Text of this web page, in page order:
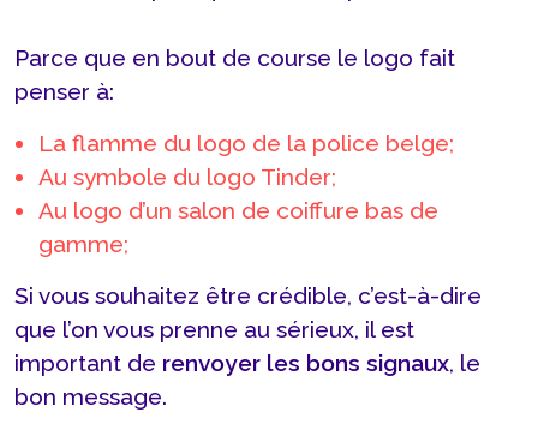
Parce que en bout de course le logo fait
penser à:
La flamme du logo de la police belge;
Au symbole du logo Tinder;
Au logo d’un salon de coiffure bas de
gamme;
Si vous souhaitez être crédible, c’est-à-dire
que l’on vous prenne au sérieux, il est
important de renvoyer les bons signaux, le
bon message.